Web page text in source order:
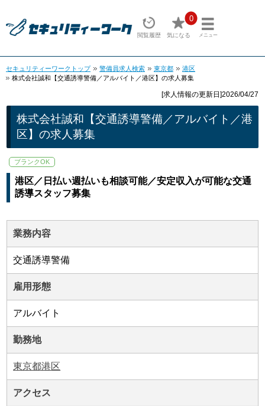
閲覧履歴
0
気になる メニュー
セキュリティーワークトップ 警備員求人検索 東京都
港区
株式会社誠和【交通誘導警備／アルバイト／港区】の求人募集
[求人情報の更新日]2026/04/27
株式会社誠和【交通誘導警備／アルバイト／港
区】の求人募集
ブランクOK
港区／日払い週払いも相談可能／安定収入が可能な交通
誘導スタッフ募集
業務内容
交通誘導警備
雇用形態
アルバイト
勤務地
東京都港区
アクセス